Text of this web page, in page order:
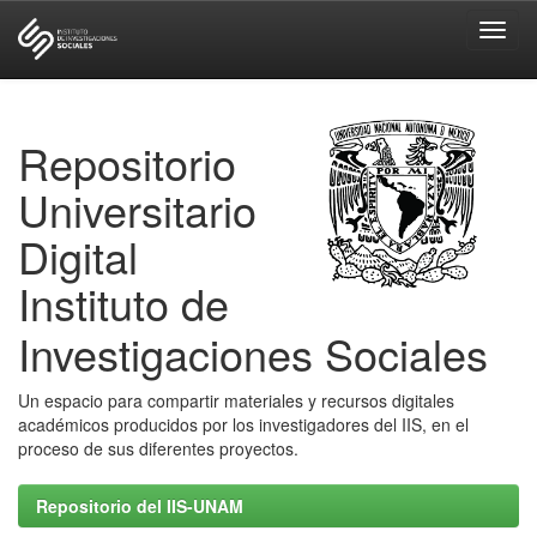
Repositorio
Universitario
Digital
Instituto de
Investigaciones Sociales
Un espacio para compartir materiales y recursos digitales
académicos producidos por los investigadores del IIS, en el
proceso de sus diferentes proyectos.
Repositorio del IIS-UNAM